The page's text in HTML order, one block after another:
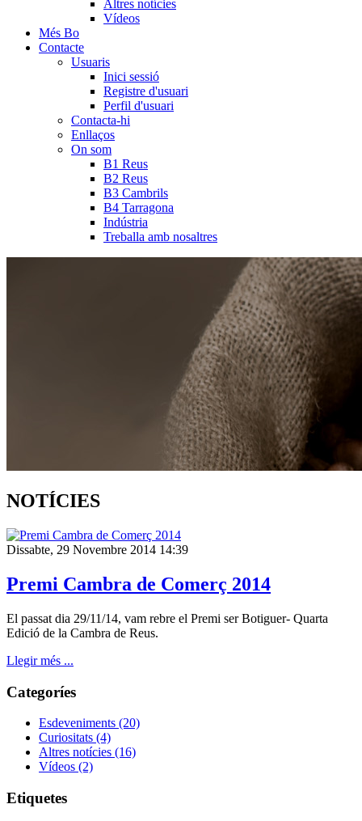
Altres notícies
Vídeos
Més Bo
Contacte
Usuaris
Inici sessió
Registre d'usuari
Perfil d'usuari
Contacta-hi
Enllaços
On som
B1 Reus
B2 Reus
B3 Cambrils
B4 Tarragona
Indústria
Treballa amb nosaltres
NOTÍCIES
Dissabte, 29 Novembre 2014 14:39
Premi Cambra de Comerç 2014
El passat dia 29/11/14, vam rebre el Premi ser Botiguer- Quarta
Edició de la Cambra de Reus.
Llegir més ...
Categoríes
Esdeveniments (20)
Curiositats (4)
Altres notícies (16)
Vídeos (2)
Etiquetes